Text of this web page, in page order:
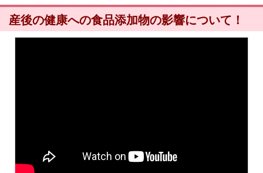
産後の健康への食品添加物の影響について！